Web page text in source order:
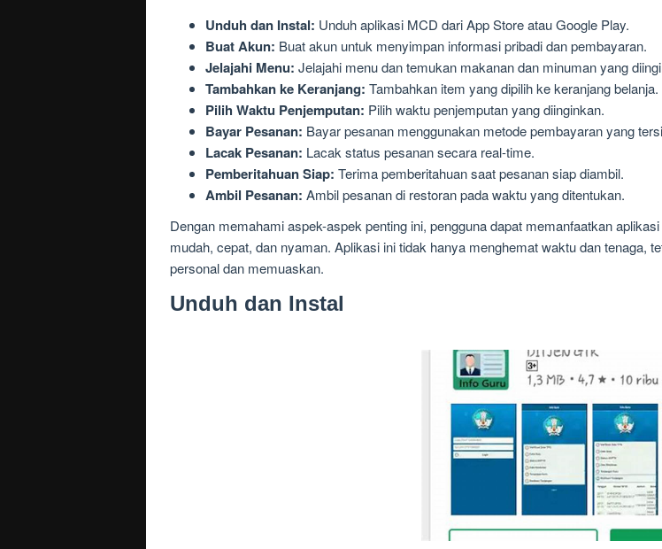
Unduh dan Instal: Unduh aplikasi MCD dari App Store atau Google Play.
Buat Akun: Buat akun untuk menyimpan informasi pribadi dan pembayaran.
Jelajahi Menu: Jelajahi menu dan temukan makanan dan minuman yang
Tambahkan ke Keranjang: Tambahkan item yang dipilih ke keranjang belanja.
Pilih Waktu Penjemputan: Pilih waktu penjemputan yang diinginkan.
Bayar Pesanan: Bayar pesanan menggunakan metode pembayaran yang
Lacak Pesanan: Lacak status pesanan secara real-time.
Pemberitahuan Siap: Terima pemberitahuan saat pesanan siap diambil.
Ambil Pesanan: Ambil pesanan di restoran pada waktu yang ditentukan.
Dengan memahami aspek-aspek penting ini, pengguna dapat memanfaatkan
mudah, cepat, dan nyaman. Aplikasi ini tidak hanya menghemat waktu dan tenaga,
personal dan memuaskan.
Unduh dan Instal